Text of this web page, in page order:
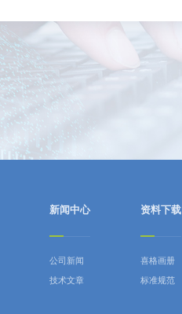
新闻中心
公司新闻
技术文章
资料下载
喜格画册
标准规范